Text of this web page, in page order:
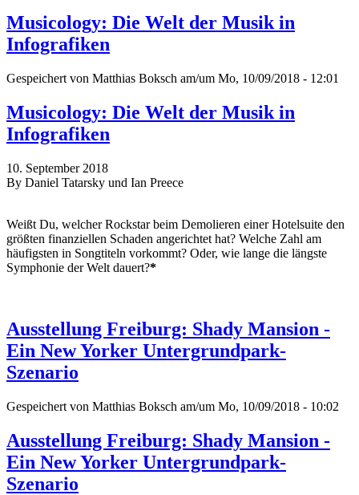
Musicology: Die Welt der Musik in
Infografiken
Gespeichert von Matthias Boksch am/um Mo, 10/09/2018 - 12:01
Musicology: Die Welt der Musik in
Infografiken
10. September 2018
By Daniel Tatarsky und Ian Preece
Weißt Du, welcher Rockstar beim Demolieren einer Hotelsuite den
größten finanziellen Schaden angerichtet hat? Welche Zahl am
häufigsten in Songtiteln vorkommt? Oder, wie lange die längste
Symphonie der Welt dauert?*
Ausstellung Freiburg: Shady Mansion -
Ein New Yorker Untergrundpark-
Szenario
Gespeichert von Matthias Boksch am/um Mo, 10/09/2018 - 10:02
Ausstellung Freiburg: Shady Mansion -
Ein New Yorker Untergrundpark-
Szenario